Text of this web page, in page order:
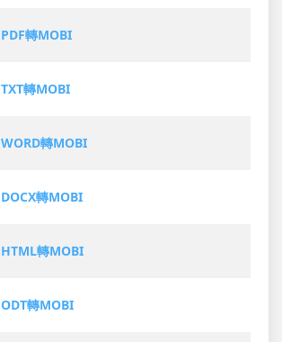
PDF轉MOBI
TXT轉MOBI
WORD轉MOBI
DOCX轉MOBI
HTML轉MOBI
ODT轉MOBI